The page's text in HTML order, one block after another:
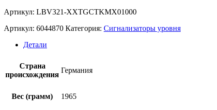
Артикул: LBV321-XXTGCTKMX01000
Артикул: 6044870 Категория: Сигнализаторы уровня
Детали
Страна
происхождения
Германия
Вес (грамм) 1965